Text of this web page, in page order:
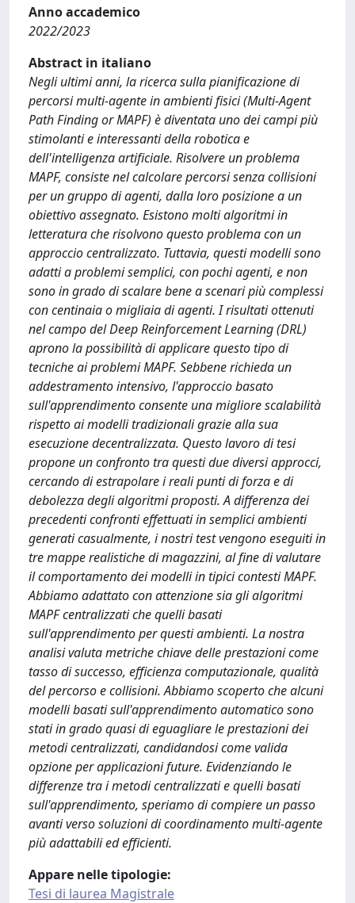
Anno accademico
2022/2023
Abstract in italiano
Negli ultimi anni, la ricerca sulla pianificazione di
percorsi multi-agente in ambienti fisici (Multi-Agent
Path Finding or MAPF) è diventata uno dei campi più
stimolanti e interessanti della robotica e
dell'intelligenza artificiale. Risolvere un problema
MAPF, consiste nel calcolare percorsi senza collisioni
per un gruppo di agenti, dalla loro posizione a un
obiettivo assegnato. Esistono molti algoritmi in
letteratura che risolvono questo problema con un
approccio centralizzato. Tuttavia, questi modelli sono
adatti a problemi semplici, con pochi agenti, e non
sono in grado di scalare bene a scenari più complessi
con centinaia o migliaia di agenti. I risultati ottenuti
nel campo del Deep Reinforcement Learning (DRL)
aprono la possibilità di applicare questo tipo di
tecniche ai problemi MAPF. Sebbene richieda un
addestramento intensivo, l'approccio basato
sull'apprendimento consente una migliore scalabilità
rispetto ai modelli tradizionali grazie alla sua
esecuzione decentralizzata. Questo lavoro di tesi
propone un confronto tra questi due diversi approcci,
cercando di estrapolare i reali punti di forza e di
debolezza degli algoritmi proposti. A differenza dei
precedenti confronti effettuati in semplici ambienti
generati casualmente, i nostri test vengono eseguiti in
tre mappe realistiche di magazzini, al fine di valutare
il comportamento dei modelli in tipici contesti MAPF.
Abbiamo adattato con attenzione sia gli algoritmi
MAPF centralizzati che quelli basati
sull'apprendimento per questi ambienti. La nostra
analisi valuta metriche chiave delle prestazioni come
tasso di successo, efficienza computazionale, qualità
del percorso e collisioni. Abbiamo scoperto che alcuni
modelli basati sull'apprendimento automatico sono
stati in grado quasi di eguagliare le prestazioni dei
metodi centralizzati, candidandosi come valida
opzione per applicazioni future. Evidenziando le
differenze tra i metodi centralizzati e quelli basati
sull'apprendimento, speriamo di compiere un passo
avanti verso soluzioni di coordinamento multi-agente
più adattabili ed efficienti.
Appare nelle tipologie:
Tesi di laurea Magistrale